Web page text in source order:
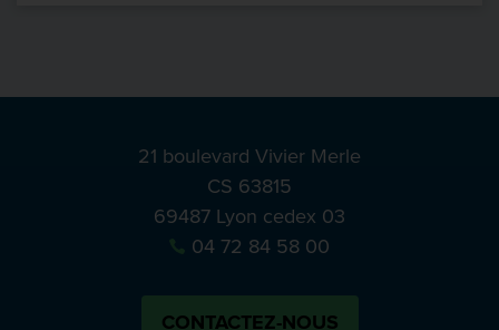
21 boulevard Vivier Merle
CS 63815
69487 Lyon cedex 03
04 72 84 58 00
CONTACTEZ-NOUS